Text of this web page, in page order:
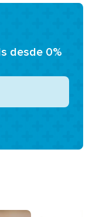
desde 0%